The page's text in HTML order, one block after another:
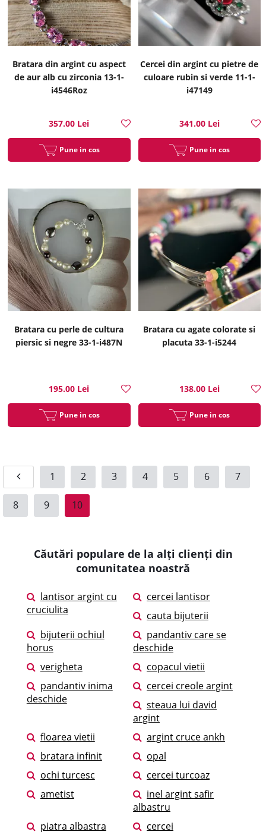
Bratara din argint cu aspect
de aur alb cu zirconia 13-1-
i4546Roz
357.00 Lei
Pune in cos
Cercei din argint cu pietre de
culoare rubin si verde 11-1-
i47149
341.00 Lei
Pune in cos
Bratara cu perle de cultura
piersic si negre 33-1-i487N
195.00 Lei
Pune in cos
Bratara cu agate colorate si
placuta 33-1-i5244
138.00 Lei
Pune in cos
1 2 3 4 5 6 7
8 9 10
Căutări populare de la alți clienți din
comunitatea noastră
lantisor argint cu
cruciulita
cercei lantisor
cauta bijuterii
bijuterii ochiul
horus
pandantiv care se
deschide
verigheta
copacul vietii
pandantiv inima
deschide
cercei creole argint
steaua lui david
argint
floarea vietii
argint cruce ankh
bratara infinit
opal
ochi turcesc
cercei turcoaz
ametist
inel argint safir
albastru
piatra albastra
cercei